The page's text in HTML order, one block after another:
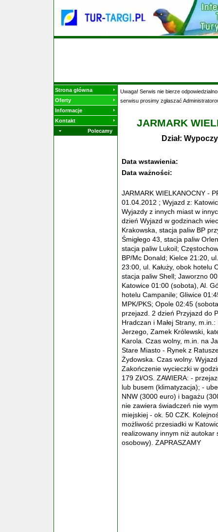
Strona główna
Oferty
Informacje
Kontakt
Polecamy
Uwaga! Serwis nie bierze
serwisu prosimy zgłaszać
JARMARK
Dział:
Data wstawienia:
Data ważności:
JARMARK WIELKANOCNY -
01.04.2012 ; Wyjazd z:
Wyjazdy z innych miast w
dzień Wyjazd w godzinach
Krakowska, stacja paliw BP
Śmigłego 43, stacja paliw
stacja paliw Lukoil;
BP/Mc Donald; Kielce 21:20,
23:00, ul. Kałuży, obok hotelu
stacja paliw Shell; Jaworzno
Katowice 01:00 (sobota), Al.
hotelu Campanile; Gliwice
MPK/PKS; Opole 02:45
przejazd. 2 dzień Przyjazd do
Hradczan i Małej Strany,
Jerzego, Zamek Królewski,
Karola. Czas wolny, m.in. na
Stare Miasto - Rynek z
Żydowska. Czas wolny.
Zakończenie wycieczki w
179 Zł/OS. ZAWIERA: -
lub busem (klimatyzacja); -
NNW (3000 euro) i bagażu
nie zawiera świadczeń nie
miejskiej - ok. 50 CZK.
możliwość przesiadki w
realizowany innym niż
osobowy). ZAPRASZAMY